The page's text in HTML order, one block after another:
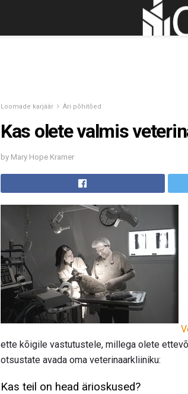
Loomade karjäär Äri põhitõed
Kas olete valmis
by Mary Hope Kramer
ette kõigile vastutustele, millega olete
otsustate avada oma veterinaarkliiniku:
Kas teil on head ärioskused?